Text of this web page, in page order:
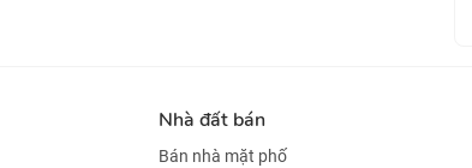
Nhà đất bán
Bán nhà mặt phố